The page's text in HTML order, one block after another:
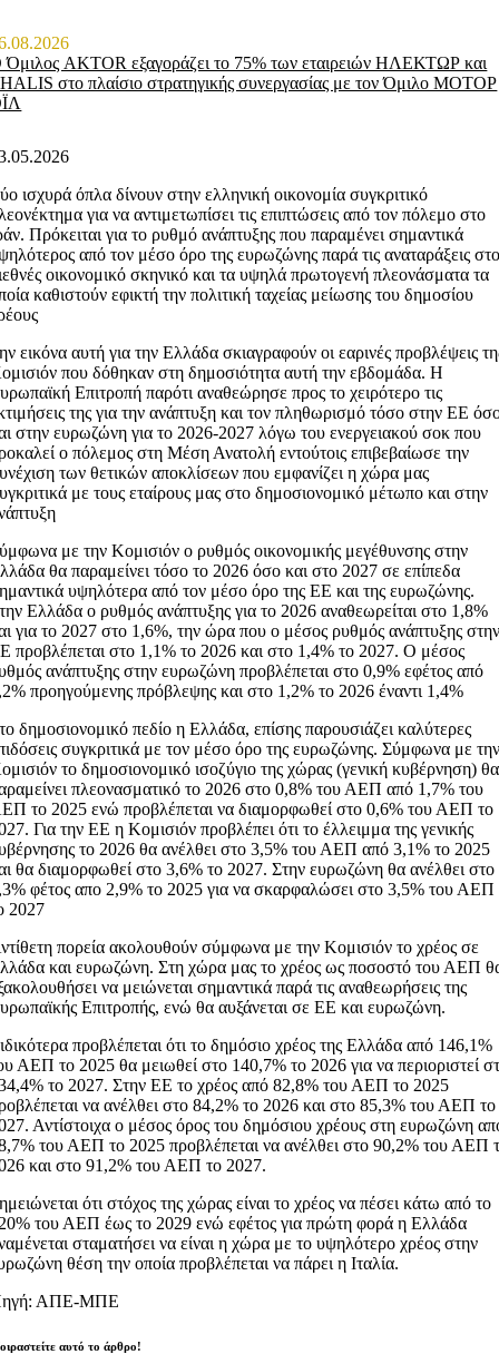
AKTOR εξαγοράζει το 75% των εταιρειών ΗΛΕΚΤΩΡ και
στο πλαίσιο στρατηγικής συνεργασίας με τον Όμιλο ΜΟΤΟΡ
ισχυρά όπλα δίνουν στην ελληνική οικονομία συγκριτικό
για να αντιμετωπίσει τις επιπτώσεις από τον πόλεμο στο
Πρόκειται για το ρυθμό ανάπτυξης που παραμένει σημαντικά
από τον μέσο όρο της ευρωζώνης παρά τις αναταράξεις
οικονομικό σκηνικό και τα υψηλά πρωτογενή πλεονάσματα τα
καθιστούν εφικτή την πολιτική ταχείας μείωσης του δημοσίου
εικόνα αυτή για την Ελλάδα σκιαγραφούν οι εαρινές προβλέψεις
που δόθηκαν στη δημοσιότητα αυτή την εβδομάδα. Η
Επιτροπή παρότι αναθεώρησε προς το χειρότερο τις
της για την ανάπτυξη και τον πληθωρισμό τόσο στην ΕΕ
στην ευρωζώνη για το 2026-2027 λόγω του ενεργειακού σοκ που
ο πόλεμος στη Μέση Ανατολή εντούτοις επιβεβαίωσε την
των θετικών αποκλίσεων που εμφανίζει η χώρα μας
με τους εταίρους μας στο δημοσιονομικό μέτωπο και στην
με την Κομισιόν ο ρυθμός οικονομικής μεγέθυνσης στην
θα παραμείνει τόσο το 2026 όσο και στο 2027 σε επίπεδα
υψηλότερα από τον μέσο όρο της ΕΕ και της ευρωζώνης.
Ελλάδα ο ρυθμός ανάπτυξης για το 2026 αναθεωρείται στο 1,8%
για το 2027 στο 1,6%, την ώρα που ο μέσος ρυθμός ανάπτυξης
προβλέπεται στο 1,1% το 2026 και στο 1,4% το 2027. Ο μέσος
ανάπτυξης στην ευρωζώνη προβλέπεται στο 0,9% εφέτος από
προηγούμενης πρόβλεψης και στο 1,2% το 2026 έναντι 1,4%
δημοσιονομικό πεδίο η Ελλάδα, επίσης παρουσιάζει καλύτερες
συγκριτικά με τον μέσο όρο της ευρωζώνης. Σύμφωνα με
το δημοσιονομικό ισοζύγιο της χώρας (γενική κυβέρνηση) θα
πλεονασματικό το 2026 στο 0,8% του ΑΕΠ από 1,7% του
το 2025 ενώ προβλέπεται να διαμορφωθεί στο 0,6% του ΑΕΠ το
Για την ΕΕ η Κομισιόν προβλέπει ότι το έλλειμμα της γενικής
το 2026 θα ανέλθει στο 3,5% του ΑΕΠ από 3,1% το 2025
θα διαμορφωθεί στο 3,6% το 2027. Στην ευρωζώνη θα ανέλθει στο
φέτος απο 2,9% το 2025 για να σκαρφαλώσει στο 3,5% του ΑΕΠ
2027
πορεία ακολουθούν σύμφωνα με την Κομισιόν το χρέος σε
και ευρωζώνη. Στη χώρα μας το χρέος ως ποσοστό του ΑΕΠ
να μειώνεται σημαντικά παρά τις αναθεωρήσεις της
Επιτροπής, ενώ θα αυξάνεται σε ΕΕ και ευρωζώνη.
προβλέπεται ότι το δημόσιο χρέος της Ελλάδα από 146,1%
ΑΕΠ το 2025 θα μειωθεί στο 140,7% το 2026 για να περιοριστεί
το 2027. Στην ΕΕ το χρέος από 82,8% του ΑΕΠ το 2025
να ανέλθει στο 84,2% το 2026 και στο 85,3% του ΑΕΠ το
Αντίστοιχα ο μέσος όρος του δημόσιου χρέους στη ευρωζώνη
του ΑΕΠ το 2025 προβλέπεται να ανέλθει στο 90,2% του ΑΕΠ
και στο 91,2% του ΑΕΠ το 2027.
ότι στόχος της χώρας είναι το χρέος να πέσει κάτω από το
του ΑΕΠ έως το 2029 ενώ εφέτος για πρώτη φορά η Ελλάδα
σταματήσει να είναι η χώρα με το υψηλότερο χρέος στην
θέση την οποία προβλέπεται να πάρει η Ιταλία.
ΑΠΕ-ΜΠΕ
αυτό το άρθρο!